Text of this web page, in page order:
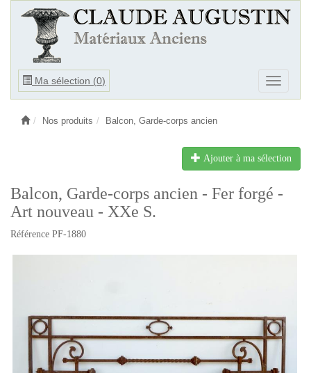
Ma sélection (0)
Ouvrir
Ouvrir
le
Nos produits Balcon, Garde-corps ancien
Ajouter à ma sélection
Balcon, Garde-corps ancien - Fer forgé -
Art nouveau - XXe S.
Référence PF-1880